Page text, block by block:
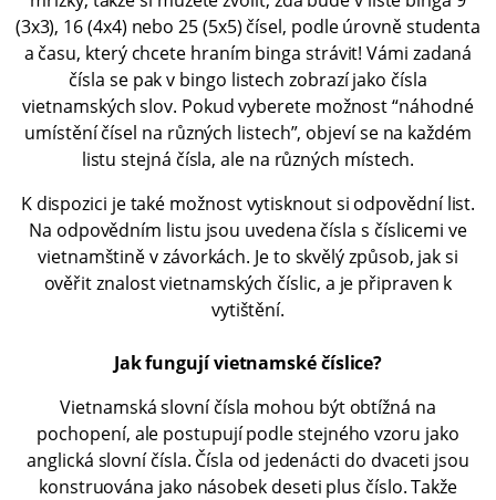
(3x3), 16 (4x4) nebo 25 (5x5) čísel, podle úrovně studenta
a času, který chcete hraním binga strávit! Vámi zadaná
čísla se pak v bingo listech zobrazí jako čísla
vietnamských slov. Pokud vyberete možnost “náhodné
umístění čísel na různých listech”, objeví se na každém
listu stejná čísla, ale na různých místech.
K dispozici je také možnost vytisknout si odpovědní list.
Na odpovědním listu jsou uvedena čísla s číslicemi ve
vietnamštině v závorkách. Je to skvělý způsob, jak si
ověřit znalost vietnamských číslic, a je připraven k
vytištění.
Jak fungují vietnamské číslice?
Vietnamská slovní čísla mohou být obtížná na
pochopení, ale postupují podle stejného vzoru jako
anglická slovní čísla. Čísla od jedenácti do dvaceti jsou
konstruována jako násobek deseti plus číslo. Takže